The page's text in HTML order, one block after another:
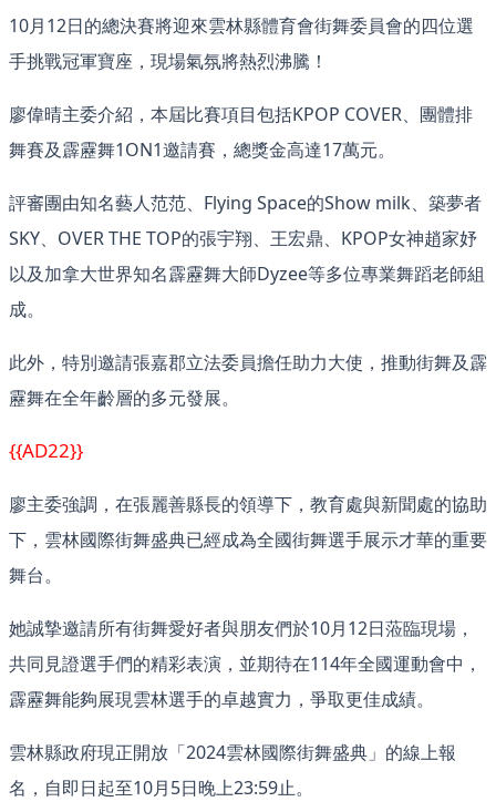
10月12日的總決賽將迎來雲林縣體育會街舞委員會的四位選
手挑戰冠軍寶座，現場氣氛將熱烈沸騰！
廖偉晴主委介紹，本屆比賽項目包括KPOP COVER、團體排
舞賽及霹靂舞1ON1邀請賽，總獎金高達17萬元。
評審團由知名藝人范范、Flying Space的Show milk、築夢者
SKY、OVER THE TOP的張宇翔、王宏鼎、KPOP女神趙家妤
以及加拿大世界知名霹靂舞大師Dyzee等多位專業舞蹈老師組
成。
此外，特別邀請張嘉郡立法委員擔任助力大使，推動街舞及霹
靂舞在全年齡層的多元發展。
{{AD22}}
廖主委強調，在張麗善縣長的領導下，教育處與新聞處的協助
下，雲林國際街舞盛典已經成為全國街舞選手展示才華的重要
舞台。
她誠摯邀請所有街舞愛好者與朋友們於10月12日蒞臨現場，
共同見證選手們的精彩表演，並期待在114年全國運動會中，
霹靂舞能夠展現雲林選手的卓越實力，爭取更佳成績。
雲林縣政府現正開放「2024雲林國際街舞盛典」的線上報
名，自即日起至10月5日晚上23:59止。